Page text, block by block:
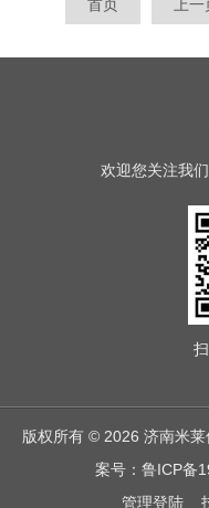
首页 上
欢迎您关注我
版权所有 © 2026 济南米
案号：鲁ICP备
管理登陆技